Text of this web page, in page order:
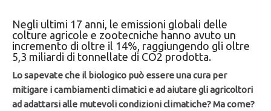
Negli ultimi 17 anni, le emissioni globali delle
colture agricole e zootecniche hanno avuto un
incremento di oltre il 14%, raggiungendo gli oltre
5,3 miliardi di tonnellate di CO2 prodotta.
Lo sapevate che il biologico può essere una cura per
mitigare i cambiamenti climatici e ad aiutare gli agricoltori
ad adattarsi alle mutevoli condizioni climatiche? Ma come?